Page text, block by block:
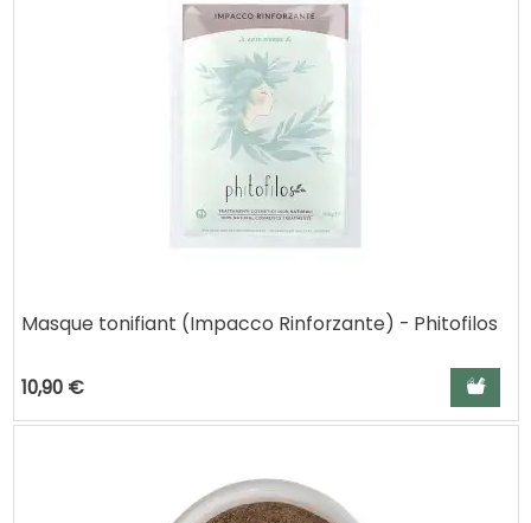
Masque tonifiant (Impacco Rinforzante) - Phitofilos
10,90 € Ajouter